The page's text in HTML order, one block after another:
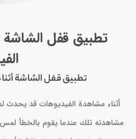
تطبيق قفل
تطبيق قفل الشاشة
أثناء مشاهدة الفيديوهات قد
مشاهدته تلك عندما يقوم بالخطأ